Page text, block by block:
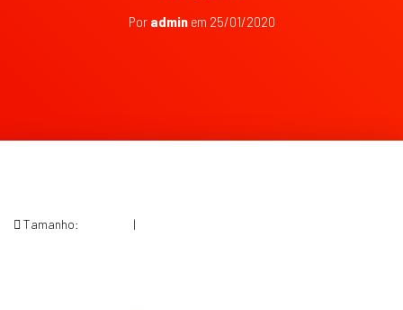
Por adminem 25/01/2020
Tamanho: |